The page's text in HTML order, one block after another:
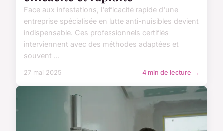
Face aux infestations, l'efficacité rapide d'une
entreprise spécialisée en lutte anti-nuisibles devient
indispensable. Ces professionnels certifiés
interviennent avec des méthodes adaptées et
souvent ...
27 mai 2025 4 min de lecture →